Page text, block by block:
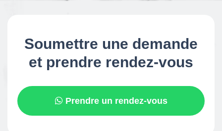
Soumettre une demande
et prendre rendez-vous
Prendre un rendez-vous